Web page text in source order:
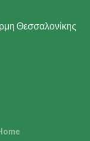
Θεσσαλονίκης